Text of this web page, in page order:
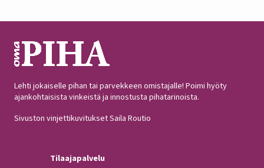
Lehti jokaiselle pihan tai parvekkeen omistajalle! Poimi hyöty
ajankohtaisista vinkeistä ja innostusta pihatarinoista.
Sivuston vinjettikuvitukset Saila Routio
Tilaajapalvelu